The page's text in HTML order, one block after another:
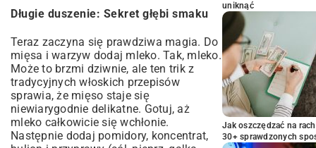
Długie duszenie: Sekret głębi smaku
Teraz zaczyna się prawdziwa magia. Do
mięsa i warzyw dodaj mleko. Tak, mleko.
Może to brzmi dziwnie, ale ten trik z
tradycyjnych włoskich przepisów
sprawia, że mięso staje się
niewiarygodnie delikatne. Gotuj, aż
mleko całkowicie się wchłonie.
Następnie dodaj pomidory, koncentrat,
uniknąć
Jak oszczędzać na
30+ sprawdzonych